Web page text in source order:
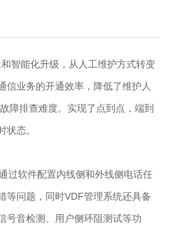
智能化升级，从人工维护方式转变
信业务的开通效率，降低了维护人
障排查难度。实现了点到点，端到
态。
过软件配置内线侧和外线侧电话任
等问题，同时VDF管理系统还具备
号音检测、用户侧环阻测试等功